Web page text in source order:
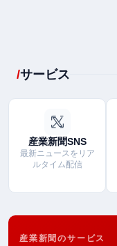
サービス
産業新聞SNS
最新ニュースをリア
ルタイム配信
産業新聞のサービス